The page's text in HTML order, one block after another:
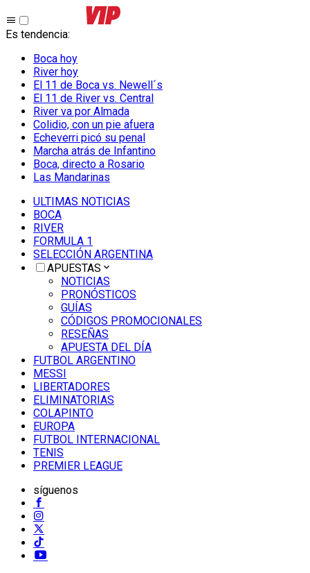
Es tendencia:
Boca hoy
River hoy
El 11 de Boca vs. Newell´s
El 11 de River vs. Central
River va por Almada
Colidio, con un pie afuera
Echeverri picó su penal
Marcha atrás de Infantino
Boca, directo a Rosario
Las Mandarinas
ULTIMAS NOTICIAS
BOCA
RIVER
FORMULA 1
SELECCIÓN ARGENTINA
APUESTAS
NOTICIAS
PRONÓSTICOS
GUÍAS
CÓDIGOS PROMOCIONALES
RESEÑAS
APUESTA DEL DÍA
FUTBOL ARGENTINO
MESSI
LIBERTADORES
ELIMINATORIAS
COLAPINTO
EUROPA
FUTBOL INTERNACIONAL
TENIS
PREMIER LEAGUE
síguenos